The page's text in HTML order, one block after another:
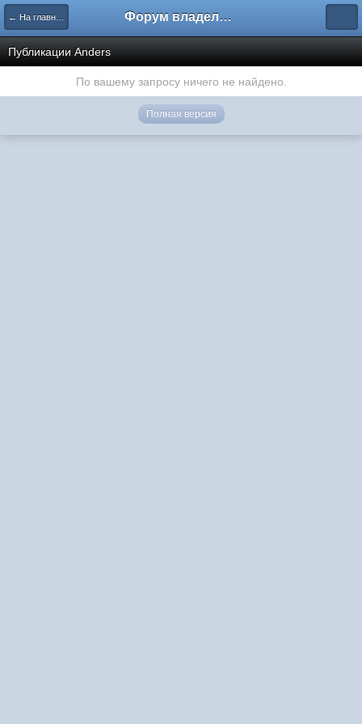
← На главную Форум владельцев интернет-магазинов
Публикации Anders
По вашему запросу ничего не найдено.
Полная версия